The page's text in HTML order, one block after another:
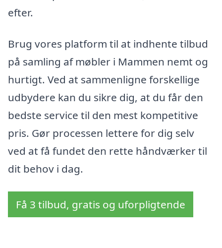
efter.
Brug vores platform til at indhente tilbud
på samling af møbler i Mammen nemt og
hurtigt. Ved at sammenligne forskellige
udbydere kan du sikre dig, at du får den
bedste service til den mest kompetitive
pris. Gør processen lettere for dig selv
ved at få fundet den rette håndværker til
dit behov i dag.
Få 3 tilbud, gratis og uforpligtende